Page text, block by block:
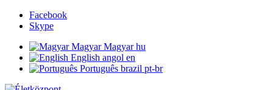
Facebook
Skype
Magyar Magyar hu
English angol en
Português brazil pt-br